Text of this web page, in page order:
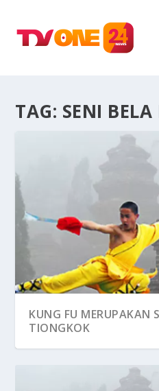
TAG: SENI BELA
KUNG FU MERUPAKAN
TIONGKOK